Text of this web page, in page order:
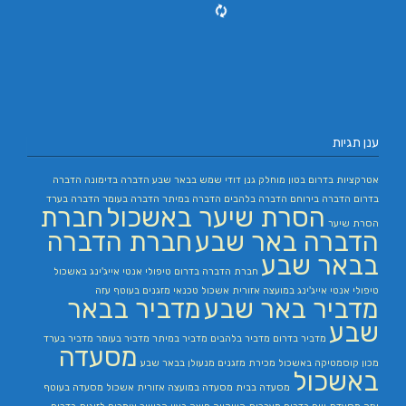
ענן תגיות
אטרקציות בדרום בטון מוחלק גנן דודי שמש בבאר שבע הדברה בדימונה הדברה
בדרום הדברה בירוחם הדברה בלהבים הדברה במיתר הדברה בעומר הדברה בערד
הסרת שיער הסרת שיער באשכול חברת
הדברה באר שבעחברת הדברה
בבאר שבע חברת הדברה בדרום טיפולי אנטי אייג'ינג באשכול
טיפולי אנטי אייג'ינג במועצה אזורית אשכול טכנאי מזגנים בעוטף עזה
מדביר באר שבעמדביר בבאר
שבע מדביר בדרום מדביר בלהבים מדביר במיתר מדביר בעומר מדביר בערד
מכון קוסמטיקה באשכול מכירת מזגנים מנעולן בבאר שבע מסעדה
באשכול מסעדה בבית מסעדה במועצה אזורית אשכול מסעדה בעוטף